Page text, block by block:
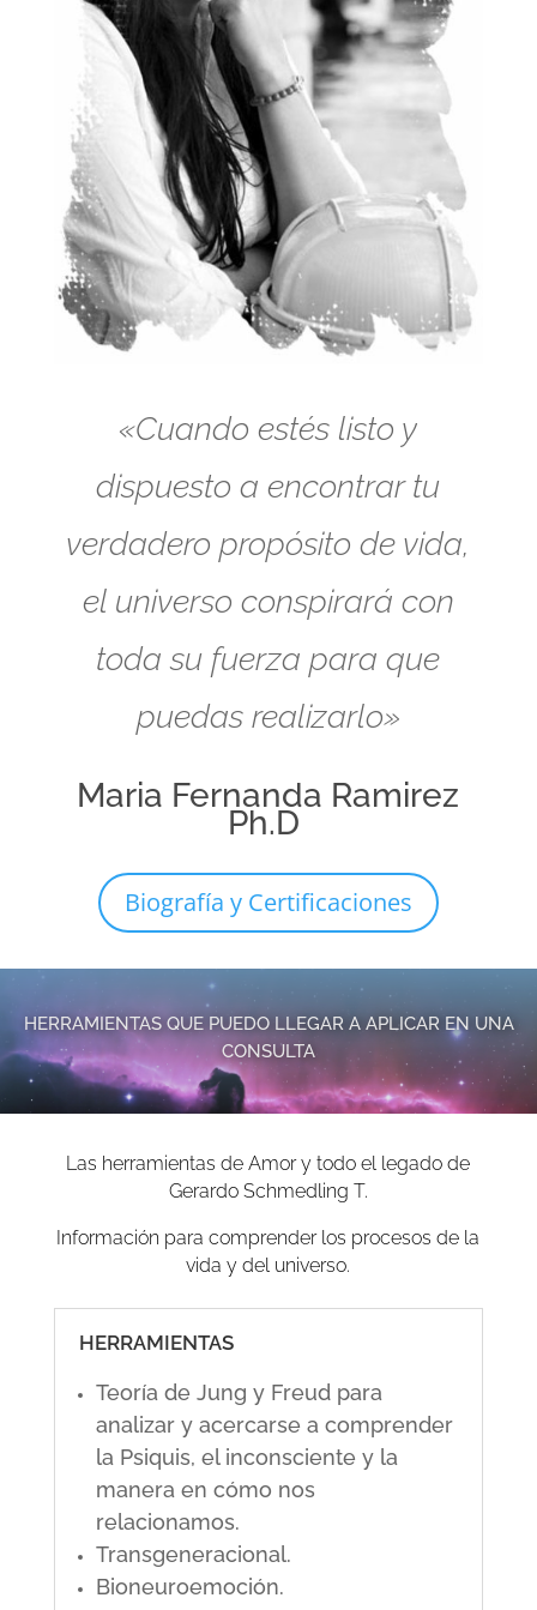
«Cuando estés listo y
dispuesto a encontrar tu
verdadero propósito de vida,
el universo conspirará con
toda su fuerza para que
puedas realizarlo»
Maria Fernanda Ramirez
Ph.D
Biografía y Certificaciones
HERRAMIENTAS QUE PUEDO LLEGAR A APLICAR EN UNA
CONSULTA
Las herramientas de Amor y todo el legado de
Gerardo Schmedling T.
Información para comprender los procesos de la
vida y del universo.
HERRAMIENTAS
Teoría de Jung y Freud para
analizar y acercarse a comprender
la Psiquis, el inconsciente y la
manera en cómo nos
relacionamos.
Transgeneracional.
Bioneuroemoción.